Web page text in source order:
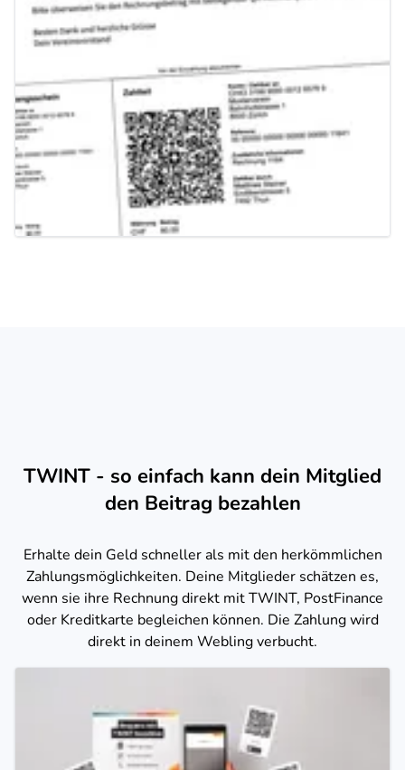
TWINT - so einfach kann dein Mitglied
den Beitrag bezahlen
Erhalte dein Geld schneller als mit den herkömmlichen
Zahlungsmöglichkeiten. Deine Mitglieder schätzen es,
wenn sie ihre Rechnung direkt mit TWINT, PostFinance
oder Kreditkarte begleichen können. Die Zahlung wird
direkt in deinem Webling verbucht.